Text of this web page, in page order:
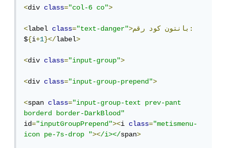
<div class="col-6 co">
<label class="text-danger" >بانتون كود
رقم:
${i+1}</label>
<div class="input-group">
<div class="input-group-prepend">
<span class="input-group-text prev-pant
borderd border-DarkBlood"
id="inputGroupPrepend"><i class="metismenu-
icon pe-7s-drop "></i></span>